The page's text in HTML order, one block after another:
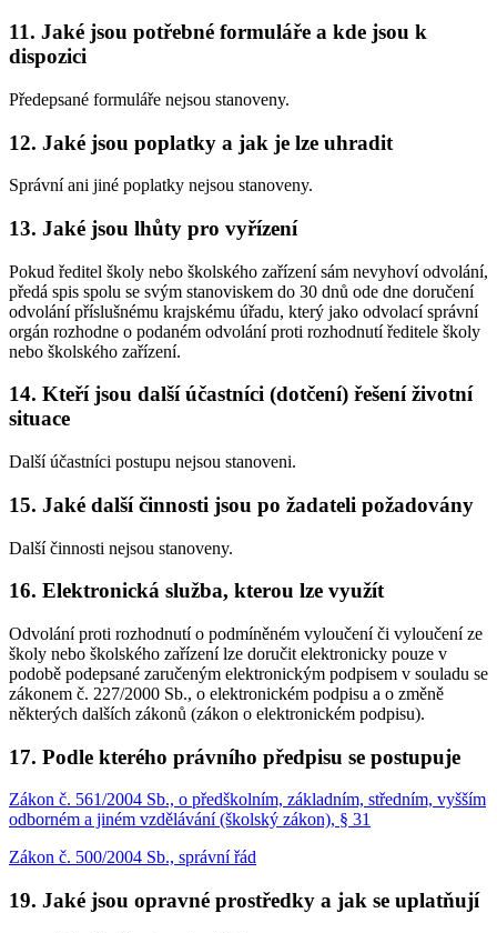
11. Jaké jsou potřebné formuláře a kde jsou k
dispozici
Předepsané formuláře nejsou stanoveny.
12. Jaké jsou poplatky a jak je lze uhradit
Správní ani jiné poplatky nejsou stanoveny.
13. Jaké jsou lhůty pro vyřízení
Pokud ředitel školy nebo školského zařízení sám nevyhoví odvolání,
předá spis spolu se svým stanoviskem do 30 dnů ode dne doručení
odvolání příslušnému krajskému úřadu, který jako odvolací správní
orgán rozhodne o podaném odvolání proti rozhodnutí ředitele školy
nebo školského zařízení.
14. Kteří jsou další účastníci (dotčení) řešení životní
situace
Další účastníci postupu nejsou stanoveni.
15. Jaké další činnosti jsou po žadateli požadovány
Další činnosti nejsou stanoveny.
16. Elektronická služba, kterou lze využít
Odvolání proti rozhodnutí o podmíněném vyloučení či vyloučení ze
školy nebo školského zařízení lze doručit elektronicky pouze v
podobě podepsané zaručeným elektronickým podpisem v souladu se
zákonem č. 227/2000 Sb., o elektronickém podpisu a o změně
některých dalších zákonů (zákon o elektronickém podpisu).
17. Podle kterého právního předpisu se postupuje
Zákon č. 561/2004 Sb., o předškolním, základním, středním, vyšším
odborném a jiném vzdělávání (školský zákon), § 31
Zákon č. 500/2004 Sb., správní řád
19. Jaké jsou opravné prostředky a jak se uplatňují